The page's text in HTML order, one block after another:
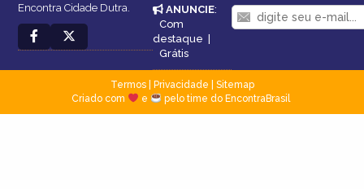
Encontra Cidade Dutra.
ANUNCIE:
Com
destaque |
Grátis
Termos| Privacidade
Sitemap
Criado com
e pelo time do EncontraBrasil